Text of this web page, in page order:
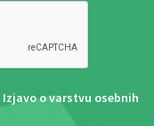
Izjavo o varstvu osebnih